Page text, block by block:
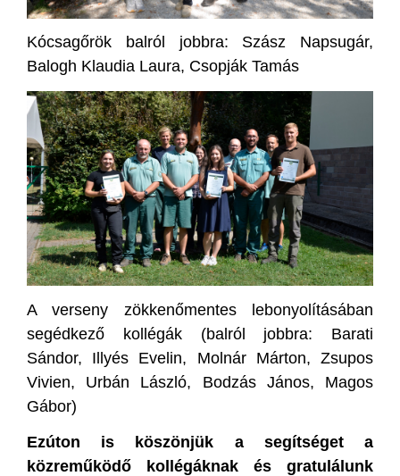
Kócsagőrök balról jobbra: Szász Napsugár,
Balogh Klaudia Laura, Csopják Tamás
A verseny zökkenőmentes lebonyolításában
segédkező kollégák (balról jobbra: Barati
Sándor, Illyés Evelin, Molnár Márton, Zsupos
Vivien, Urbán László, Bodzás János, Magos
Gábor)
Ezúton is köszönjük a segítséget a
közreműködő kollégáknak és gratulálunk